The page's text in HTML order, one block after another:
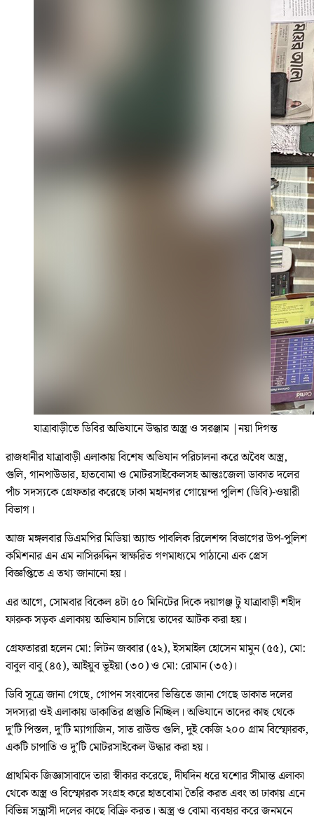
যাত্রাবাড়ীতে ডিবির অভিযানে উদ্ধার অস্ত্র ও সরঞ্জাম |নয়া দিগন্ত
রাজধানীর যাত্রাবাড়ী এলাকায় বিশেষ অভিযান পরিচালনা করে অবৈধ অস্ত্র,
গুলি, গানপাউডার, হাতবোমা ও মোটরসাইকেলসহ আন্তঃজেলা ডাকাত দলের
পাঁচ সদস্যকে গ্রেফতার করেছে ঢাকা মহানগর গোয়েন্দা পুলিশ (ডিবি)-ওয়ারী
বিভাগ।
আজ মঙ্গলবার ডিএমপির মিডিয়া অ্যান্ড পাবলিক রিলেশন্স বিভাগের উপ-পুলিশ
কমিশনার এন এম নাসিরুদ্দিন স্বাক্ষরিত গণমাধ্যমে পাঠানো এক প্রেস
বিজ্ঞপ্তিতে এ তথ্য জানানো হয়।
এর আগে, সোমবার বিকেল ৪টা ৫০ মিনিটের দিকে দয়াগঞ্জ টু যাত্রাবাড়ী শহীদ
ফারুক সড়ক এলাকায় অভিযান চালিয়ে তাদের আটক করা হয়।
গ্রেফতাররা হলেন মো: লিটন জব্বার (৫২), ইসমাইল হোসেন মামুন (৫৫), মো:
বাবুল বাবু (৪৫), আইয়ুব ভূইয়া (৩০) ও মো: রোমান (৩৫)।
ডিবি সূত্রে জানা গেছে, গোপন সংবাদের ভিত্তিতে জানা গেছে ডাকাত দলের
সদস্যরা ওই এলাকায় ডাকাতির প্রস্তুতি নিচ্ছিল। অভিযানে তাদের কাছ থেকে
দু’টি পিস্তল, দু’টি ম্যাগাজিন, সাত রাউন্ড গুলি, দুই কেজি ২০০ গ্রাম বিস্ফোরক,
একটি চাপাতি ও দু’টি মোটরসাইকেল উদ্ধার করা হয়।
প্রাথমিক জিজ্ঞাসাবাদে তারা স্বীকার করেছে, দীর্ঘদিন ধরে যশোর সীমান্ত এলাকা
থেকে অস্ত্র ও বিস্ফোরক সংগ্রহ করে হাতবোমা তৈরি করত এবং তা ঢাকায় এনে
বিভিন্ন সন্ত্রাসী দলের কাছে বিক্রি করত। অস্ত্র ও বোমা ব্যবহার করে জনমনে